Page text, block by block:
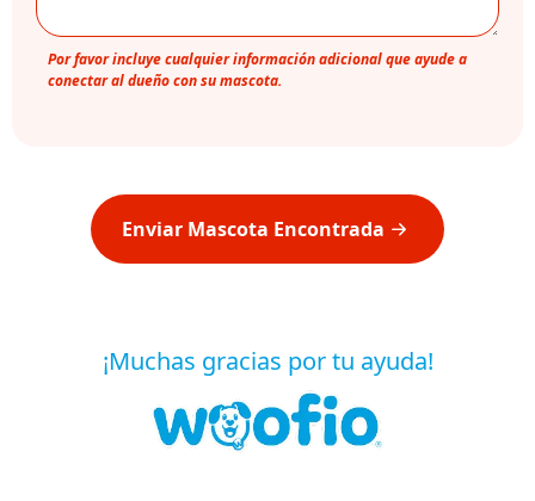
Por favor incluye cualquier información adicional que ayude a
conectar al dueño con su mascota.
Enviar Mascota Encontrada
¡Muchas gracias por tu ayuda!